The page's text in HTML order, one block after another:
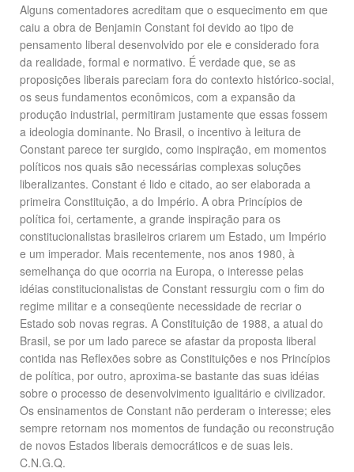
Alguns comentadores acreditam que o esquecimento em que
caiu a obra de Benjamin Constant foi devido ao tipo de
pensamento liberal desenvolvido por ele e considerado fora
da realidade, formal e normativo. É verdade que, se as
proposições liberais pareciam fora do contexto histórico-social,
os seus fundamentos econômicos, com a expansão da
produção industrial, permitiram justamente que essas fossem
a ideologia dominante. No Brasil, o incentivo à leitura de
Constant parece ter surgido, como inspiração, em momentos
políticos nos quais são necessárias complexas soluções
liberalizantes. Constant é lido e citado, ao ser elaborada a
primeira Constituição, a do Império. A obra Princípios de
política foi, certamente, a grande inspiração para os
constitucionalistas brasileiros criarem um Estado, um Império
e um imperador. Mais recentemente, nos anos 1980, à
semelhança do que ocorria na Europa, o interesse pelas
idéias constitucionalistas de Constant ressurgiu com o fim do
regime militar e a conseqüente necessidade de recriar o
Estado sob novas regras. A Constituição de 1988, a atual do
Brasil, se por um lado parece se afastar da proposta liberal
contida nas Reflexões sobre as Constituições e nos Princípios
de política, por outro, aproxima-se bastante das suas idéias
sobre o processo de desenvolvimento igualitário e civilizador.
Os ensinamentos de Constant não perderam o interesse; eles
sempre retornam nos momentos de fundação ou reconstrução
de novos Estados liberais democráticos e de suas leis.
C.N.G.Q.